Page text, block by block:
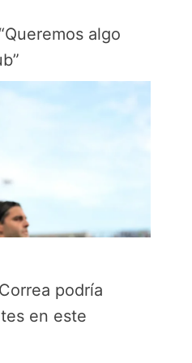
algo
podría
en este